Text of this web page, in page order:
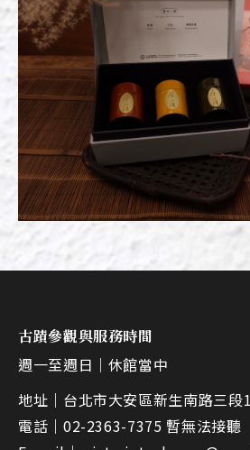
古蹟參觀與服務時間
週一至週日｜ 休館當中
地址｜ 台北市大安區新生南路三段
電話｜ 02-2363-7375 暫無法接聽